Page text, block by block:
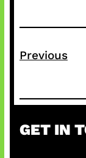
Previous
GET IN